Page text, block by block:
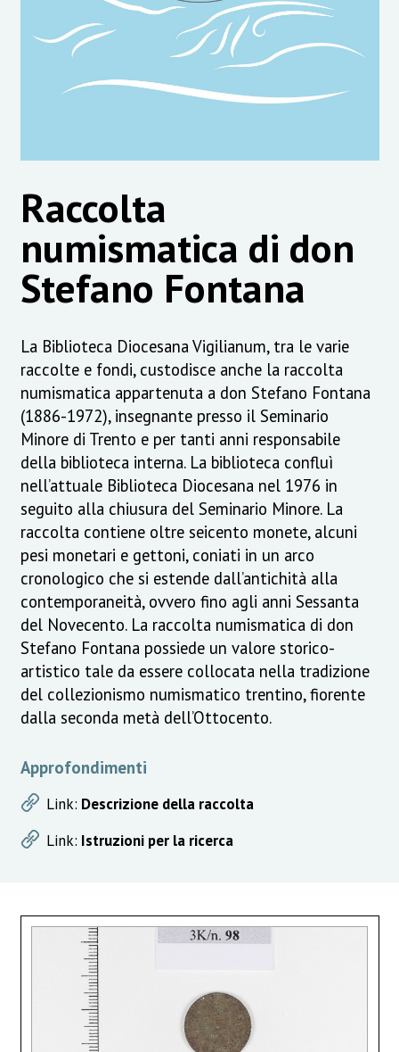
Raccolta
numismatica di don
Stefano Fontana
La Biblioteca Diocesana Vigilianum, tra le varie
raccolte e fondi, custodisce anche la raccolta
numismatica appartenuta a don Stefano Fontana
(1886-1972), insegnante presso il Seminario
Minore di Trento e per tanti anni responsabile
della biblioteca interna. La biblioteca confluì
nell’attuale Biblioteca Diocesana nel 1976 in
seguito alla chiusura del Seminario Minore. La
raccolta contiene oltre seicento monete, alcuni
pesi monetari e gettoni, coniati in un arco
cronologico che si estende dall’antichità alla
contemporaneità, ovvero fino agli anni Sessanta
del Novecento. La raccolta numismatica di don
Stefano Fontana possiede un valore storico-
artistico tale da essere collocata nella tradizione
del collezionismo numismatico trentino, fiorente
dalla seconda metà dell’Ottocento.
Approfondimenti
Link: Descrizione della raccolta
Link: Istruzioni per la ricerca